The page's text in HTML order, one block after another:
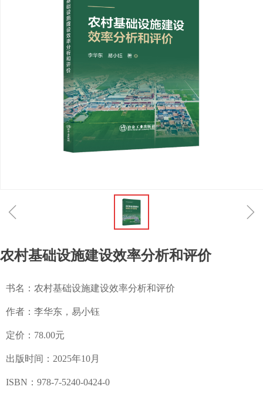
ꁆ ꁇ
农村基础设施建设效率分析和评价
书名：农村基础设施建设效率分析和评价
作者：李华东，易小钰
定价：78.00元
出版时间：2025年10月
ISBN：978-7-5240-0424-0